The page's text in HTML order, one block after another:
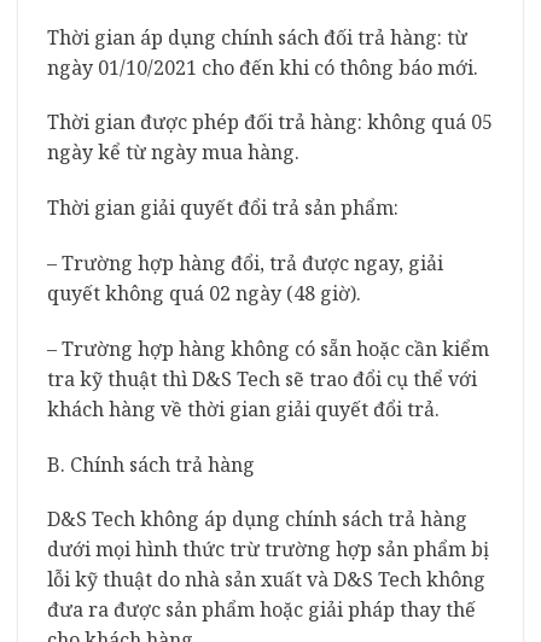
Thời gian áp dụng chính sách đối trả hàng: từ
ngày 01/10/2021 cho đến khi có thông báo mới.
Thời gian được phép đối trả hàng: không quá 05
ngày kể từ ngày mua hàng.
Thời gian giải quyết đổi trả sản phẩm:
– Trường hợp hàng đổi, trả được ngay, giải
quyết không quá 02 ngày (48 giờ).
– Trường hợp hàng không có sẵn hoặc cần kiểm
tra kỹ thuật thì D&S Tech sẽ trao đổi cụ thể với
khách hàng về thời gian giải quyết đổi trả.
B. Chính sách trả hàng
D&S Tech không áp dụng chính sách trả hàng
dưới mọi hình thức trừ trường hợp sản phẩm bị
lỗi kỹ thuật do nhà sản xuất và D&S Tech không
đưa ra được sản phẩm hoặc giải pháp thay thế